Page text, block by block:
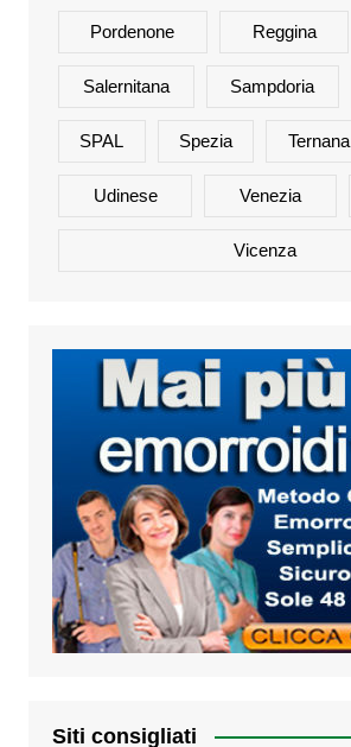
Pordenone Reggina
Salernitana Sampdoria
SPAL Spezia Ternana
Udinese Venezia
Vicenza
Siti consigliati